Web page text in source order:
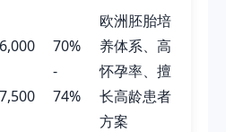
70%
-
74%
欧洲胚胎培
养体系、高
怀孕率、擅
长高龄患者
方案